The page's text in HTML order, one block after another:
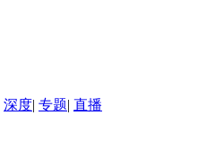
深度| 专题| 直播